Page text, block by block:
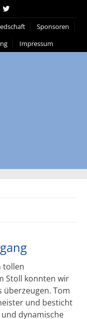
Sponsoren
Impressum
tollen
Stoll konnten wir
überzeugen. Tom
und besticht
dynamische